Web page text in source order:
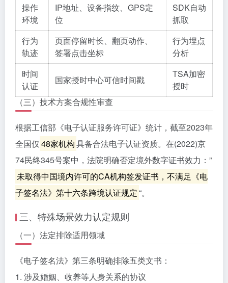
操作
环境
IP地址、设备指纹、GPS定
位
SDK自动
抓取
行为
轨迹
页面停留时长、翻页动作、
签署点击坐标
行为埋点
分析
时间
认证
国家授时中心可信时间戳
TSA加密
授时
（三）技术方案合规性审查
根据工信部《电子认证服务许可证》统计，截至2023年
全国仅 48家机构具备合法电子认证资质。在(2022)京
74民终345号案中，法院明确否定境外数字证书效力：”
未取得中国境内许可的CA机构签发证书，不满足《电
子签名法》第十六条跨境认证规定“。
三、特殊场景效力认定规则
（一）法定排除适用领域
《电子签名法》第三条明确排除五类文书：
1. 涉及婚姻、收养等人身关系的协议